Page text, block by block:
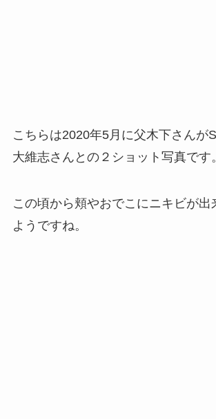
こちらは2020年5月に父木下さんが
大維志さんとの２ショット写真です。
この頃から頬やおでこにニキビが出
ようですね。